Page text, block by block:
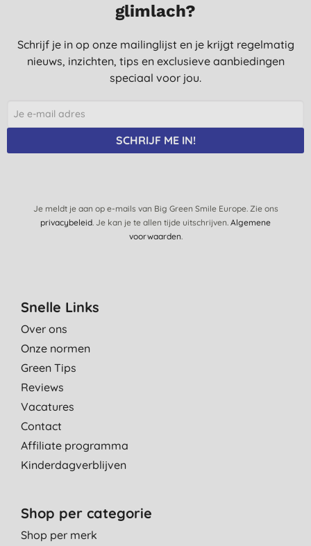
glimlach?
Schrijf je in op onze mailinglijst en je krijgt regelmatig
nieuws, inzichten, tips en exclusieve aanbiedingen
speciaal voor jou.
SCHRIJF ME IN!
Je meldt je aan op e-mails van Big Green Smile Europe. Zie ons
privacybeleid. Je kan je te allen tijde uitschrijven. Algemene
voorwaarden.
Snelle Links
Over ons
Onze normen
Green Tips
Reviews
Vacatures
Contact
Affiliate programma
Kinderdagverblijven
Shop per categorie
Shop per merk